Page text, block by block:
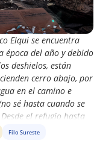
Elqui se encuentra
época del año y debido
deshielos, están
cerro abajo, por
en el camino e
sé hasta cuando se
el refugio hasta
sinuosa pero
neveros pero no les
Filo Sureste